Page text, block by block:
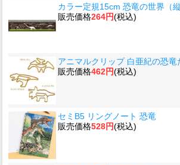
カラー定規15cm 恐竜の世界（縦
販売価格264円(税込)
アニマルクリップ 白亜紀の恐竜
販売価格462円(税込)
セミB5 リングノート 恐竜
販売価格528円(税込)